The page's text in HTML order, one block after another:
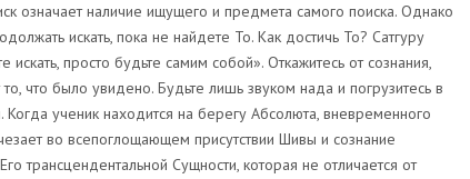
означает наличие ищущего и предмета самого поиска. Однако
искать, пока не найдете То. Как достичь То? Сатгуру
искать, просто будьте самим собой». Откажитесь от сознания,
что было увидено. Будьте лишь звуком нада и погрузитесь в
Когда ученик находится на берегу Абсолюта, вневременного
во всепоглощающем присутствии Шивы и сознание
трансцендентальной Сущности, которая не отличается от